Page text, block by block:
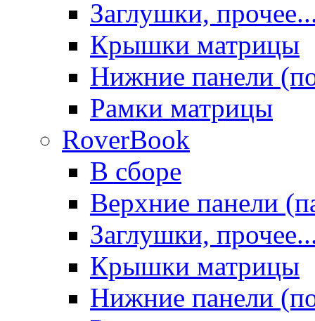
Заглушки,
Крышки матрицы
Нижние панели
Рамки матрицы
RoverBook
В сборе
Верхние панели
Заглушки,
Крышки матрицы
Нижние панели